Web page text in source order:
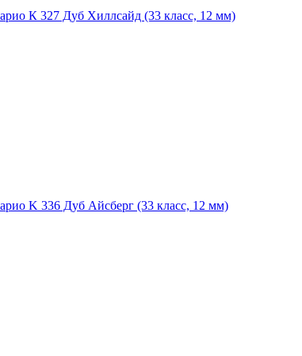
К 327 Дуб Хиллсайд (33 класс, 12 мм)
K 336 Дуб Айсберг (33 класс, 12 мм)